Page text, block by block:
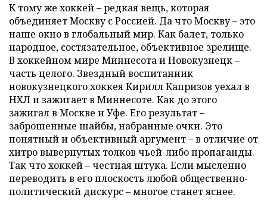
К тому же хоккей – редкая вещь, которая
объединяет Москву с Россией. Да что Москву – это
наше окно в глобальный мир. Как балет, только
народное, состязательное, объективное зрелище.
В хоккейном мире Миннесота и Новокузнецк –
часть целого. Звездный воспитанник
новокузнецкого хоккея Кирилл Капризов уехал в
НХЛ и зажигает в Миннесоте. Как до этого
зажигал в Москве и Уфе. Его результат –
заброшенные шайбы, набранные очки. Это
понятный и объективный аргумент – в отличие от
хитро вывернутых толков чьей-либо пропаганды.
Так что хоккей – честная штука. Если мысленно
переводить в его плоскость любой общественно-
политический дискурс – многое станет яснее.